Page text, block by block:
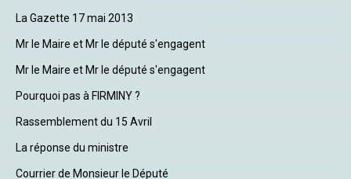
La Gazette 17 mai 2013
Mr le Maire et Mr le député s'engagent
Mr le Maire et Mr le député s'engagent
Pourquoi pas à FIRMINY ?
Rassemblement du 15 Avril
La réponse du ministre
Courrier de Monsieur le Député